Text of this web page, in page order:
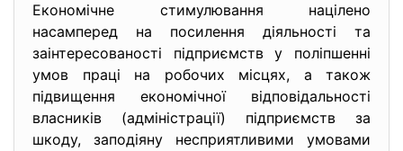
Економічне стимулювання націлено
насамперед на посилення діяльності та
заінтересованості підприємств у поліпшенні
умов праці на робочих місцях, а також
підвищення економічної відповідальності
власників (адміністрації) підприємств за
шкоду, заподіяну несприятливими умовами